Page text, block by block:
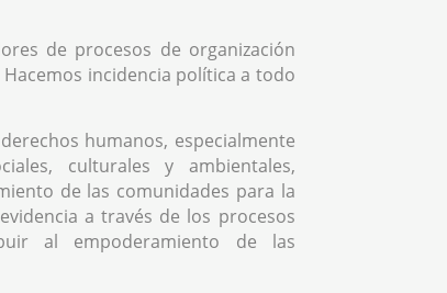
de procesos de organización
incidencia política a todo
humanos, especialmente
culturales y ambientales,
de las comunidades para la
a través de los procesos
al empoderamiento de las